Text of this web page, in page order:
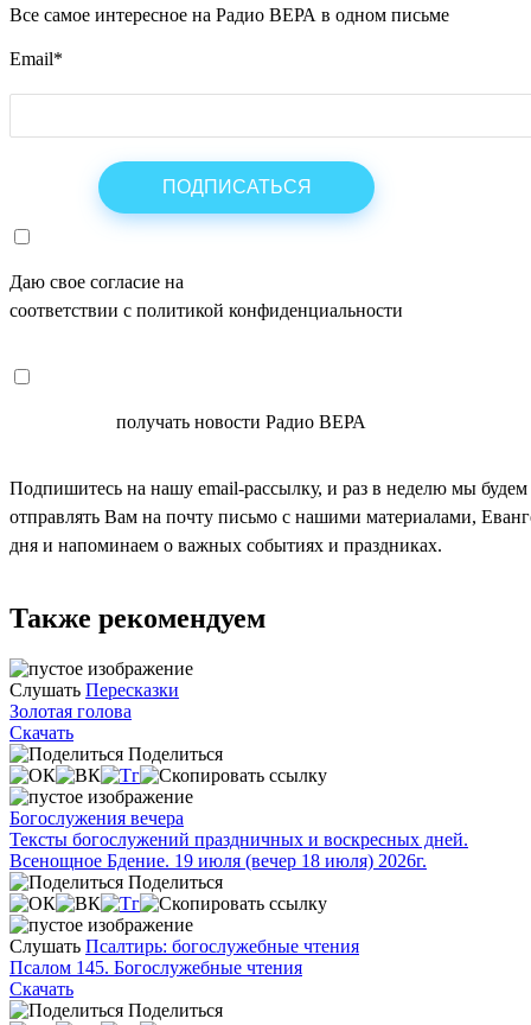
Все самое интересное на Радио ВЕРА в одном письме
Email*
Даю свое согласие на
соответствии с политикой конфиденциальности
получать новости Радио ВЕРА
Подпишитесь на нашу email-рассылку, и раз в неделю мы будем
отправлять Вам на почту письмо с нашими материалами,
дня и напоминаем о важных событиях и праздниках.
Также рекомендуем
Слушать Пересказки
Золотая голова
Скачать
Поделиться
Богослужения вечера
Тексты богослужений праздничных и воскресных дней.
Всенощное Бдение. 19 июля (вечер 18 июля) 2026г.
Поделиться
Слушать Псалтирь: богослужебные чтения
Псалом 145. Богослужебные чтения
Скачать
Поделиться